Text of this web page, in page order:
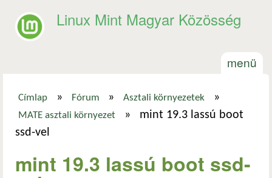
Linux Mint Magyar Közösség
menü
Jelenlegi hely
Címlap » Fórum » Asztali környezetek »
MATE asztali környezet »
mint 19.3 lassú boot
ssd-vel
mint 19.3 lassú boot ssd-